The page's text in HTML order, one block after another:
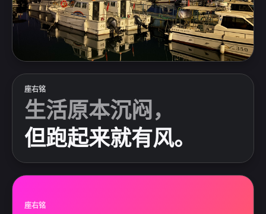
座右铭
生活原本沉闷，
但跑起来就有风。
座右铭